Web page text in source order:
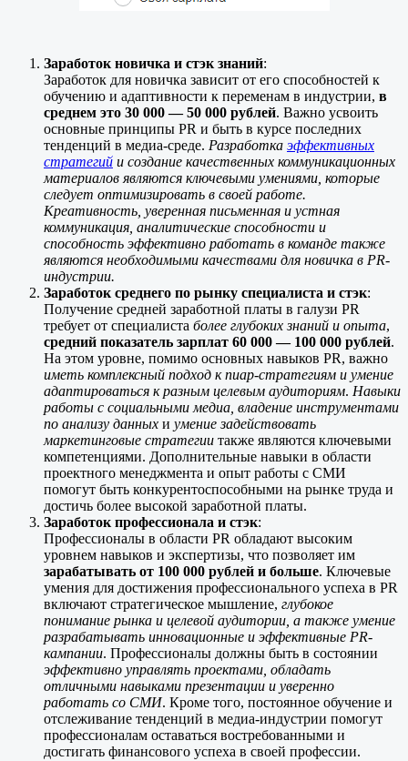
Заработок новичка и стэк знаний:
Заработок для новичка зависит от его способностей к
обучению и адаптивности к переменам в индустрии, в
среднем это 30 000 — 50 000 рублей. Важно усвоить
основные принципы PR и быть в курсе последних
тенденций в медиа-среде. Разработка эффективных
стратегий и создание качественных коммуникационных
материалов являются ключевыми умениями, которые
следует оптимизировать в своей работе.
Креативность, уверенная письменная и устная
коммуникация, аналитические способности и
способность эффективно работать в команде также
являются необходимыми качествами для новичка в PR-
индустрии.
Заработок среднего по рынку специалиста и стэк:
Получение средней заработной платы в галузи PR
требует от специалиста более глубоких знаний и опыта,
средний показатель зарплат 60 000 — 100 000 рублей.
На этом уровне, помимо основных навыков PR, важно
иметь комплексный подход к пиар-стратегиям и умение
адаптироваться к разным целевым аудиториям. Навыки
работы с социальными медиа, владение инструментами
по анализу данных и умение задействовать
маркетинговые стратегии также являются ключевыми
компетенциями. Дополнительные навыки в области
проектного менеджмента и опыт работы с СМИ
помогут быть конкурентоспособными на рынке труда и
достичь более высокой заработной платы.
Заработок профессионала и стэк:
Профессионалы в области PR обладают высоким
уровнем навыков и экспертизы, что позволяет им
зарабатывать от 100 000 рублей и больше. Ключевые
умения для достижения профессионального успеха в PR
включают стратегическое мышление, глубокое
понимание рынка и целевой аудитории, а также умение
разрабатывать инновационные и эффективные PR-
кампании. Профессионалы должны быть в состоянии
эффективно управлять проектами, обладать
отличными навыками презентации и уверенно
работать со СМИ. Кроме того, постоянное обучение и
отслеживание тенденций в медиа-индустрии помогут
профессионалам оставаться востребованными и
достигать финансового успеха в своей профессии.